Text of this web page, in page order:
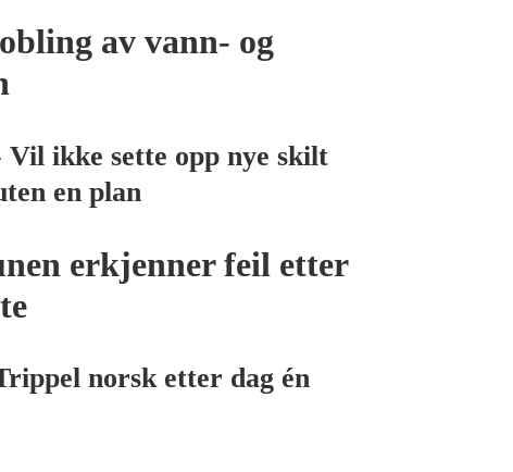
av vann- og
Vil ikke sette opp nye skilt
en plan
erkjenner feil etter
norsk etter dag én